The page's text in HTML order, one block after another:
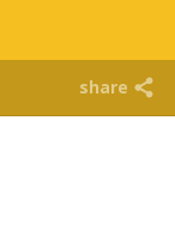
share